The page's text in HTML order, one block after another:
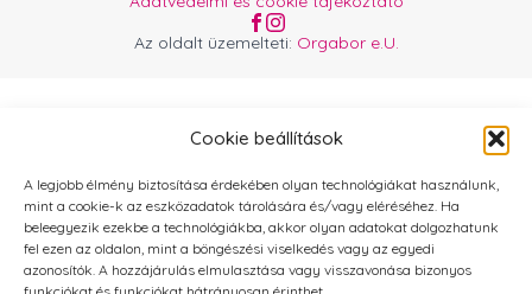
Cookie beállítások
A legjobb élmény biztosítása érdekében olyan technológiákat használunk,
mint a cookie-k az eszközadatok tárolására és/vagy eléréséhez. Ha
beleegyezik ezekbe a technológiákba, akkor olyan adatokat dolgozhatunk
fel ezen az oldalon, mint a böngészési viselkedés vagy az egyedi
azonosítók. A hozzájárulás elmulasztása vagy visszavonása bizonyos
Az oldalt üzemelteti: Orgabor e.U.